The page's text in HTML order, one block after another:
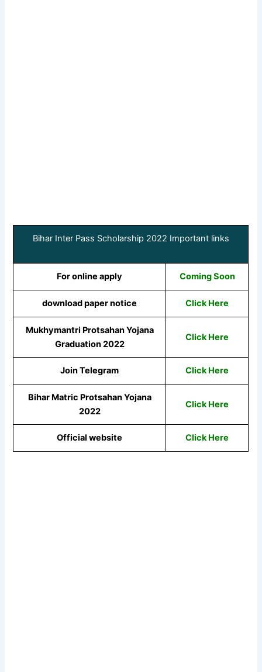
Bihar Inter Pass Scholarship 2022 Important links
For online apply Coming Soon
download paper notice Click Here
Mukhymantri Protsahan Yojana
Graduation 2022
Click Here
Join Telegram Click Here
Bihar Matric Protsahan Yojana
2022
Click Here
Official website Click Here